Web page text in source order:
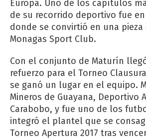
Europa. Uno de los capítulos
de su recorrido deportivo fue en
donde se convirtió en una
Monagas Sport Club.
Con el conjunto de Maturín
refuerzo para el Torneo
se ganó un lugar en el equipo.
Mineros de Guayana, Deportivo
Carabobo, y fue uno de los
integró el plantel que se
Torneo Apertura 2017 tras